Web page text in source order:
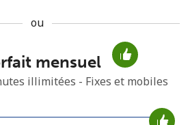
Aucun mot de passe créé
une lettre minuscule
ou
mensuel
illimitées - Fixes et mobiles